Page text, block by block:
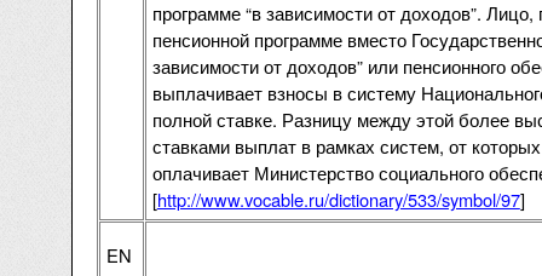
программе “в зависимости от доходов”.
пенсионной программе вместо
зависимости от доходов” или пенсионного
выплачивает взносы в систему
полной ставке. Разницу между этой более
ставками выплат в рамках систем, от
оплачивает Министерство социального
[http://www.vocable.ru/dictionary/533/symbol/97]
EN